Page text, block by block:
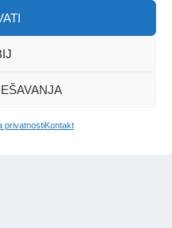
privatnostiKontakt